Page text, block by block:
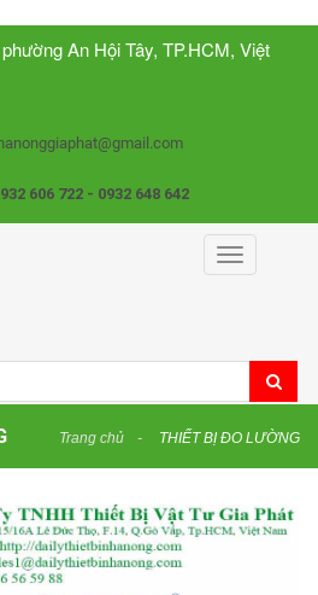
An Hội Tây, TP.HCM, Việt
606 722 - 0932 648 642
Toggle
navigation
Trang chủ THIẾT BỊ ĐO LƯỜNG